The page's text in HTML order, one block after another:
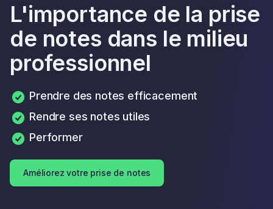
L'importance de la prise
de notes dans le milieu
professionnel
Prendre des notes efficacement
Rendre ses notes utiles
Performer
Améliorez votre prise de notes